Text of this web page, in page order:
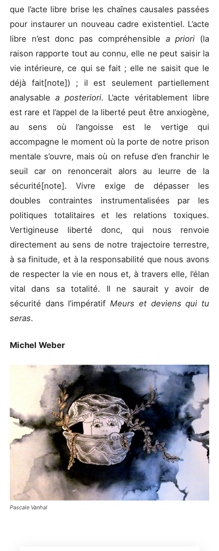
que l’acte libre brise les chaînes causales passées
pour instaurer un nouveau cadre existentiel. L’acte
libre n’est donc pas compréhensible a priori (la
raison rapporte tout au connu, elle ne peut saisir la
vie intérieure, ce qui se fait ; elle ne saisit que le
déjà fait[note]) ; il est seulement partiellement
analysable a posteriori. L’acte véritablement libre
est rare et l’appel de la liberté peut être anxiogène,
au sens où l’angoisse est le vertige qui
accompagne le moment où la porte de notre prison
mentale s’ouvre, mais où on refuse d’en franchir le
seuil car on renoncerait alors au leurre de la
sécurité[note]. Vivre exige de dépasser les
doubles contraintes instrumentalisées par les
politiques totalitaires et les relations toxiques.
Vertigineuse liberté donc, qui nous renvoie
directement au sens de notre trajectoire terrestre,
à sa finitude, et à la responsabilité que nous avons
de respecter la vie en nous et, à travers elle, l’élan
vital dans sa totalité. Il ne saurait y avoir de
sécurité dans l’impératif Meurs et deviens qui tu
seras.
Michel Weber
Pascale Vanhal